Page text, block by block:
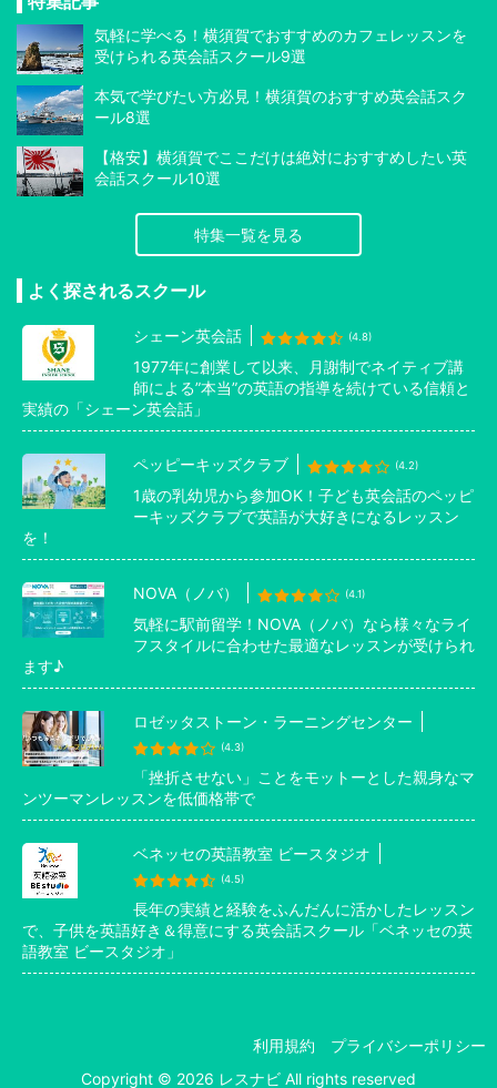
気軽に学べる！横須賀でおすすめのカフェレッスンを
受けられる英会話スクール9選
本気で学びたい方必見！横須賀のおすすめ英会話スク
ール8選
【格安】横須賀でここだけは絶対におすすめしたい英
会話スクール10選
特集一覧を見る
よく探されるスクール
シェーン英会話 (4.8)
1977年に創業して以来、月謝制でネイティブ講
師による”本当”の英語の指導を続けている信頼と
実績の「シェーン英会話」
ペッピーキッズクラブ (4.2)
1歳の乳幼児から参加OK！子ども英会話のペッピ
ーキッズクラブで英語が大好きになるレッスン
を！
NOVA（ノバ） (4.1)
気軽に駅前留学！NOVA（ノバ）なら様々なライ
フスタイルに合わせた最適なレッスンが受けられ
ます♪
ロゼッタストーン・ラーニングセンター
(4.3)
「挫折させない」ことをモットーとした親身なマ
ンツーマンレッスンを低価格帯で
ベネッセの英語教室 ビースタジオ
(4.5)
長年の実績と経験をふんだんに活かしたレッスン
で、子供を英語好き＆得意にする英会話スクール「ベネッセの英
語教室 ビースタジオ」
利用規約
プライバシーポリシー
Copyright © 2026 レスナビ All rights reserved